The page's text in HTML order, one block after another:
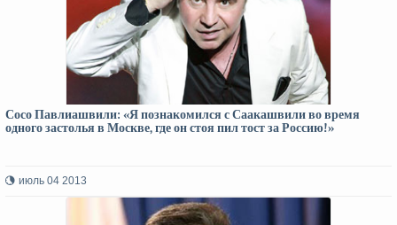
Сосо Павлиашвили: «Я познакомился с Саакашвили во время
одного застолья в Москве, где он стоя пил тост за Россию!»
июль 04 2013